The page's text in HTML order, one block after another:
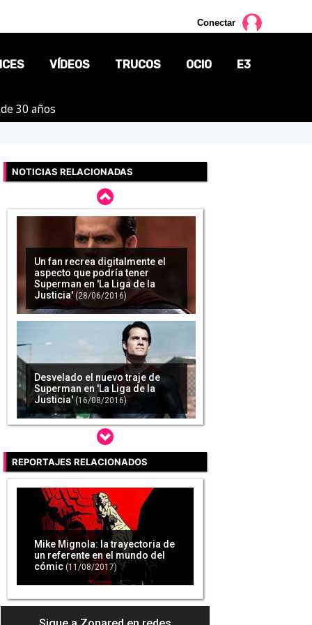
Conectar
VÍDEOS TRUCOS OCIO
MANGA
E3
30 años
NOTICIAS RELACIONADAS
Un fan recrea digitalmente el
aspecto que podría tener
Superman en 'La Liga de la
Justicia' (28/06/2016)
Desvelado el nuevo traje de
Superman en 'La Liga de la
Justicia' (16/08/2016)
Dos nuevos juegos de 'Batman'
y 'Escuadrón Suicida' podrían
estar en desarrollo en Warner
Bros (12/09/2016)
Tyler Hoechlin aparece como
Superman en la nueva promo
de 'Supergirl' (20/09/2016)
REPORTAJES RELACIONADOS
Mike Mignola: la trayectoria de
un referente en el mundo del
cómic (11/08/2017)